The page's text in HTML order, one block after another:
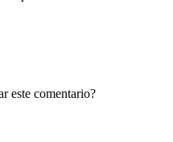
este comentario?